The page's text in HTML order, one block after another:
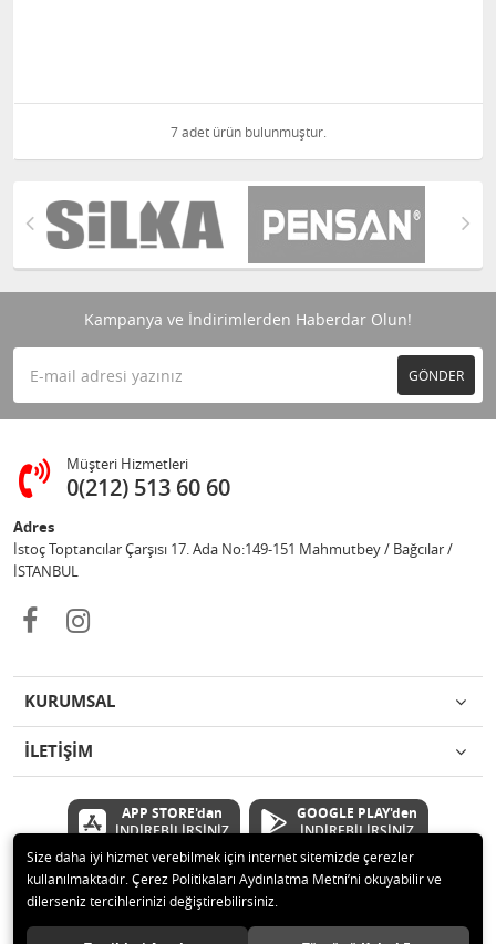
7 adet ürün bulunmuştur.
Kampanya ve İndirimlerden Haberdar Olun!
GÖNDER
Müşteri Hizmetleri
0(212) 513 60 60
Adres
İstoç Toptancılar Çarşısı 17. Ada No:149-151 Mahmutbey / Bağcılar /
İSTANBUL
KURUMSAL
İLETİŞİM
APP STORE'dan
İNDİREBİLİRSİNİZ
GOOGLE PLAY'den
İNDİREBİLİRSİNİZ
© 2020 Çetinkaya Elektronik Kırtasiye Oyuncak San ve Tic.Ltd.Şti Tüm
Size daha iyi hizmet verebilmek için internet sitemizde çerezler
kullanılmaktadır. Çerez Politikaları Aydınlatma Metni’ni okuyabilir ve
dilerseniz tercihlerinizi değiştirebilirsiniz.